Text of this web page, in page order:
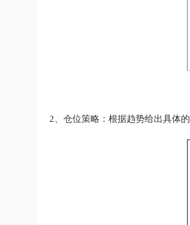
2、仓位策略：根据趋势给出具体